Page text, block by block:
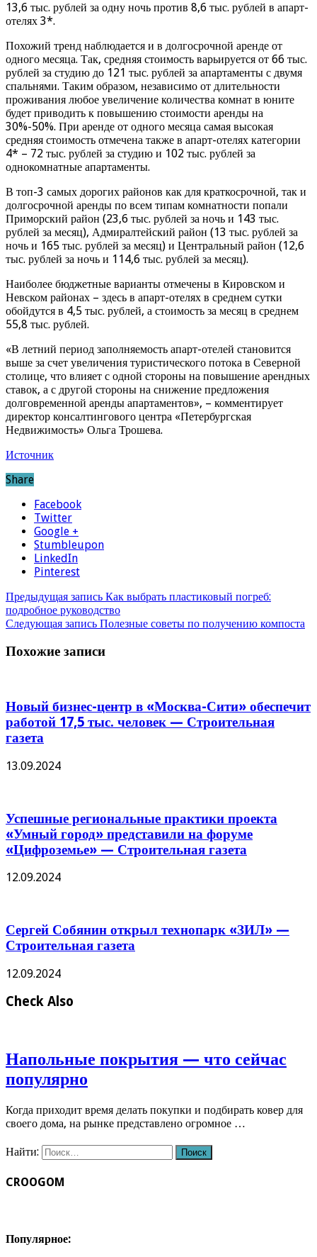
13,6 тыс. рублей за одну ночь против 8,6 тыс. рублей в апарт-
отелях 3*.
Похожий тренд наблюдается и в долгосрочной аренде от
одного месяца. Так, средняя стоимость варьируется от 66 тыс.
рублей за студию до 121 тыс. рублей за апартаменты с двумя
спальнями. Таким образом, независимо от длительности
проживания любое увеличение количества комнат в юните
будет приводить к повышению стоимости аренды на
30%-50%. При аренде от одного месяца самая высокая
средняя стоимость отмечена также в апарт-отелях категории
4* – 72 тыс. рублей за студию и 102 тыс. рублей за
однокомнатные апартаменты.
В топ-3 самых дорогих районов как для краткосрочной, так и
долгосрочной аренды по всем типам комнатности попали
Приморский район (23,6 тыс. рублей за ночь и 143 тыс.
рублей за месяц), Адмиралтейский район (13 тыс. рублей за
ночь и 165 тыс. рублей за месяц) и Центральный район (12,6
тыс. рублей за ночь и 114,6 тыс. рублей за месяц).
Наиболее бюджетные варианты отмечены в Кировском и
Невском районах – здесь в апарт-отелях в среднем сутки
обойдутся в 4,5 тыс. рублей, а стоимость за месяц в среднем
55,8 тыс. рублей.
«В летний период заполняемость апарт-отелей становится
выше за счет увеличения туристического потока в Северной
столице, что влияет с одной стороны на повышение арендных
ставок, а с другой стороны на снижение предложения
долговременной аренды апартаментов», – комментирует
директор консалтингового центра «Петербургская
Недвижимость» Ольга Трошева.
Источник
Share
Facebook
Twitter
Google +
Stumbleupon
LinkedIn
Pinterest
Предыдущая запись Как выбрать пластиковый погреб:
подробное руководство
Следующая запись Полезные советы по получению компоста
Похожие записи
Новый бизнес-центр в «Москва-Сити» обеспечит
работой 17,5 тыс. человек — Строительная
газета
13.09.2024
Успешные региональные практики проекта
«Умный город» представили на форуме
«Цифроземье» — Строительная газета
12.09.2024
Сергей Собянин открыл технопарк «ЗИЛ» —
Строительная газета
12.09.2024
Check Also
Напольные покрытия — что сейчас
популярно
Когда приходит время делать покупки и подбирать ковер для
своего дома, на рынке представлено огромное …
Найти:
CROOGOM
Популярное: